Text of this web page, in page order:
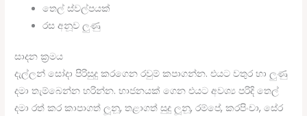
තෙල් ස්වල්පයක්
රස අනූව ලුණු
සාදන ක්‍රමය
දැල්ලන් සෝදා පිරිසුදු කරගෙන රවුම් කපාගන්න. එයට වතුර හා ලුණු
දමා තැම්බෙන්න හරින්න. භාජනයක් ගෙන එයට අවශ්‍ය පරිදි තෙල්
දමා රත් කර කාපාගත් ලූනූ, තළාගත් සුදු ලූනූ, රම්පේ, කරපිංචා, සේර